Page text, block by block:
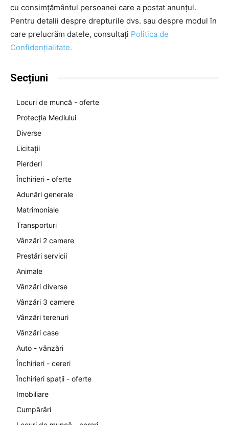
cu consimțământul persoanei care a postat anunțul.
Pentru detalii despre drepturile dvs. sau despre modul în
care prelucrăm datele, consultați Politica de
Confidențialitate.
Secțiuni
Locuri de muncă - oferte
Protecția Mediului
Diverse
Licitații
Pierderi
Închirieri - oferte
Adunări generale
Matrimoniale
Transporturi
Vânzări 2 camere
Prestări servicii
Animale
Vânzări diverse
Vânzări 3 camere
Vânzări terenuri
Vânzări case
Auto - vânzări
Închirieri - cereri
Închirieri spații - oferte
Imobiliare
Cumpărări